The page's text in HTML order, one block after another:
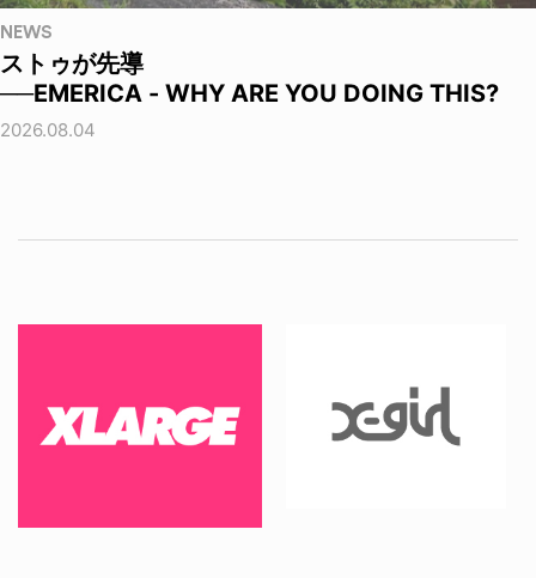
NEWS
ストゥが先導
──EMERICA - WHY ARE YOU DOING THIS?
2026.08.04